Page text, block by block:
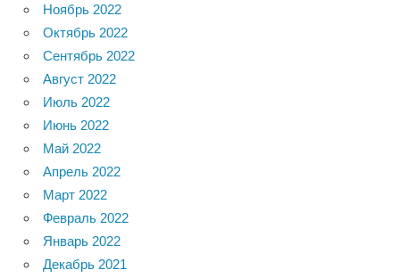
Ноябрь 2022
Октябрь 2022
Сентябрь 2022
Август 2022
Июль 2022
Июнь 2022
Май 2022
Апрель 2022
Март 2022
Февраль 2022
Январь 2022
Декабрь 2021